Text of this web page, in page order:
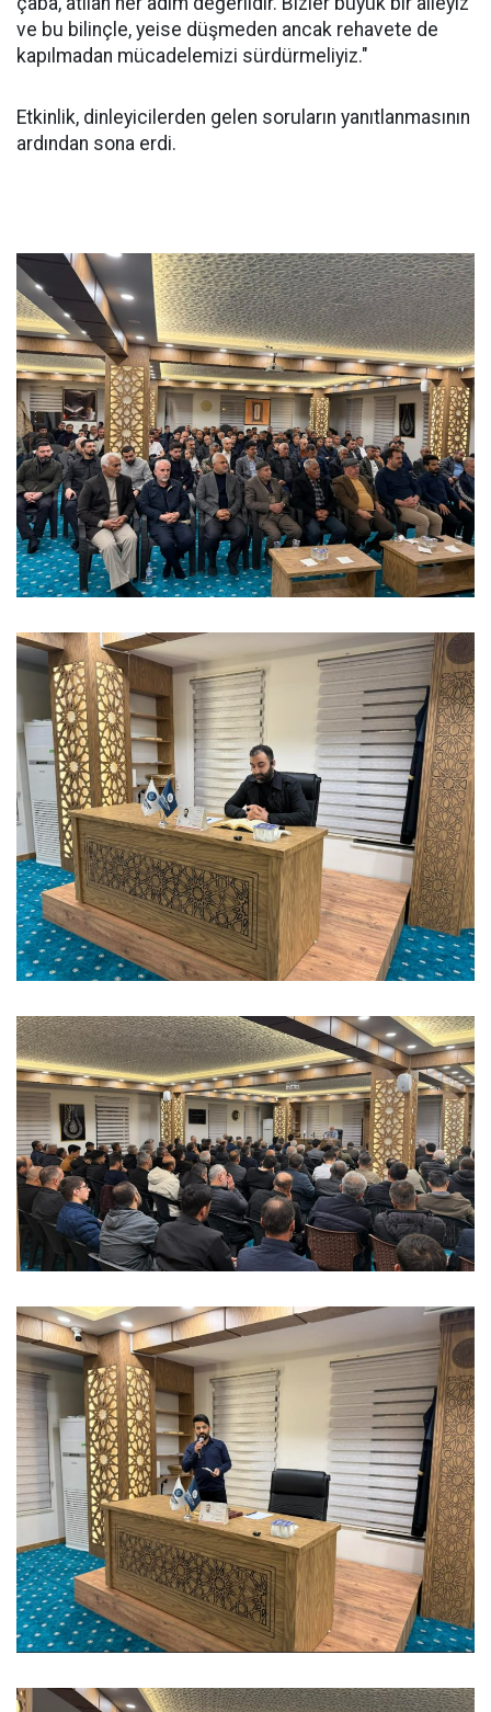
ve bu bilinçle, yeise düşmeden ancak rehavete de
kapılmadan mücadelemizi sürdürmeliyiz."
Etkinlik, dinleyicilerden gelen soruların yanıtlanmasının
ardından sona erdi.